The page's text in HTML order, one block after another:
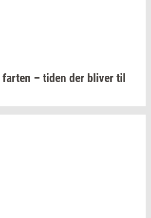
far­ten – tiden der bli­ver til